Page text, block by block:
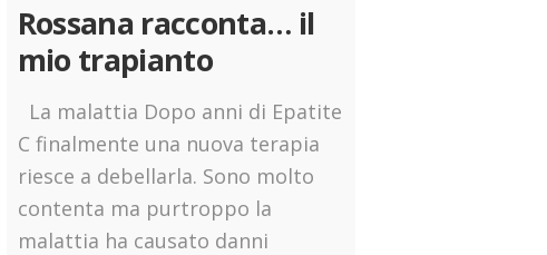
Rossana racconta… il
mio trapianto
La malattia Dopo anni di Epatite
C finalmente una nuova terapia
riesce a debellarla. Sono molto
contenta ma purtroppo la
malattia ha causato danni